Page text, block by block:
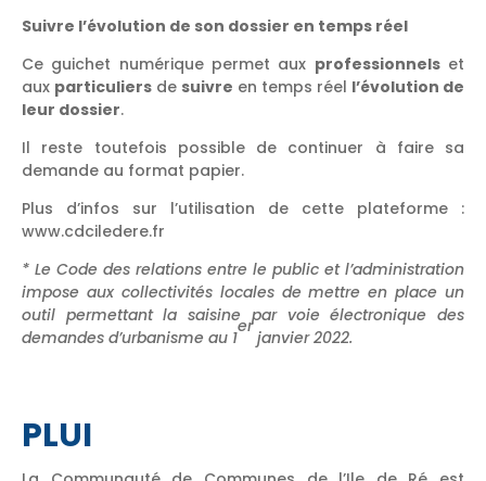
Suivre l’évolution de son dossier en temps réel
Ce guichet numérique permet aux professionnelset
aux particuliers de suivre en temps réel l’évolution de
leur dossier.
Il reste toutefois possible de continuer à faire sa
demande au format papier.
Plus d’infos sur l’utilisation de cette plateforme :
www.cdciledere.fr
* Le Code des relations entre le public et l’administration
impose aux collectivités locales de mettre en place un
outil permettant la saisine par voie électronique des
demandes d’urbanisme au 1
er
janvier 2022.
PLUI